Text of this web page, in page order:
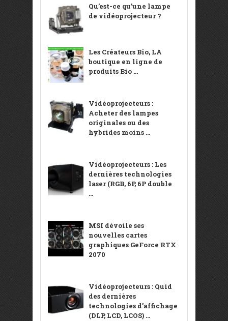
Qu’est-ce qu’une lampe
de vidéoprojecteur ?
Les Créateurs Bio, LA
boutique en ligne de
produits Bio ...
Vidéoprojecteurs :
Acheter des lampes
originales ou des
hybrides moins ...
Vidéoprojecteurs : Les
dernières technologies
laser (RGB, 6P, 6P double
...
MSI dévoile ses
nouvelles cartes
graphiques GeForce RTX
2070
Vidéoprojecteurs : Quid
des dernières
technologies d’affichage
(DLP, LCD, LCOS) ...